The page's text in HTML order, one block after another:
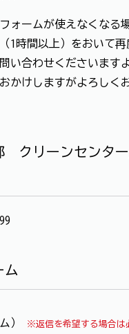
ォームが使えなくなる
1時間以上）をおいて
い合わせくださいます
かけしますがよろしく
クリーンセンタ
ム
） ※返信を希望する場合は